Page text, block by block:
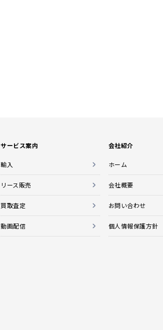
サービス案内
輸入
リース販売
買取査定
動画配信
会社紹介
ホーム
会社概要
お問い合わせ
個人情報保護方針